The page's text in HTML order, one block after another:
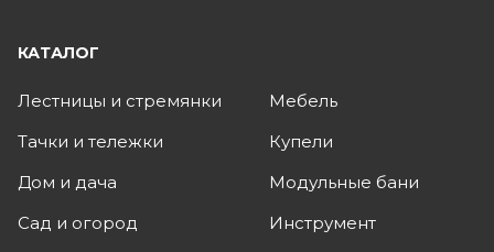
КАТАЛОГ
Лестницы и стремянки
Тачки и тележки
Дом и дача
Сад и огород
Мебель
Купели
Модульные бани
Инструмент